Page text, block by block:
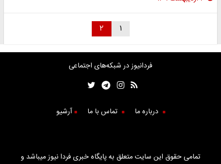
۱ ۲
فردانیوز در شبکه‌های اجتماعی
درباره ما تماس با ما آرشیو
تمامی حقوق این سایت متعلق به پایگاه خبری فردا نیوز میباشد و